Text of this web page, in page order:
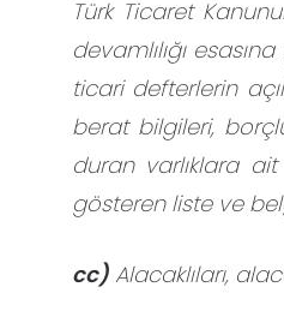
Türk Ticaret
devamlılığı
ticari defterlerin
berat bilgileri,
duran varlıklara
gösteren liste ve
cc) Alacaklıları,